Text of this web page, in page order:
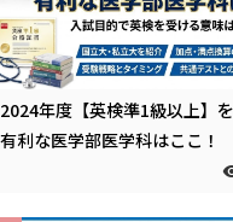
2024年度【英検準1級以上】
有利な医学部医学科はここ！